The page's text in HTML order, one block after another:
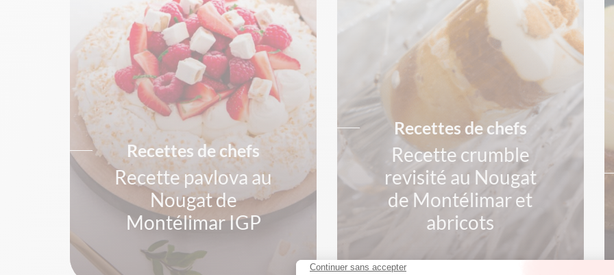
Recettes de chefs
Recette pavlova au
Nougat de
Montélimar IGP
Recettes de chefs
Recette crumble
revisité au Nougat
de Montélimar et
abricots